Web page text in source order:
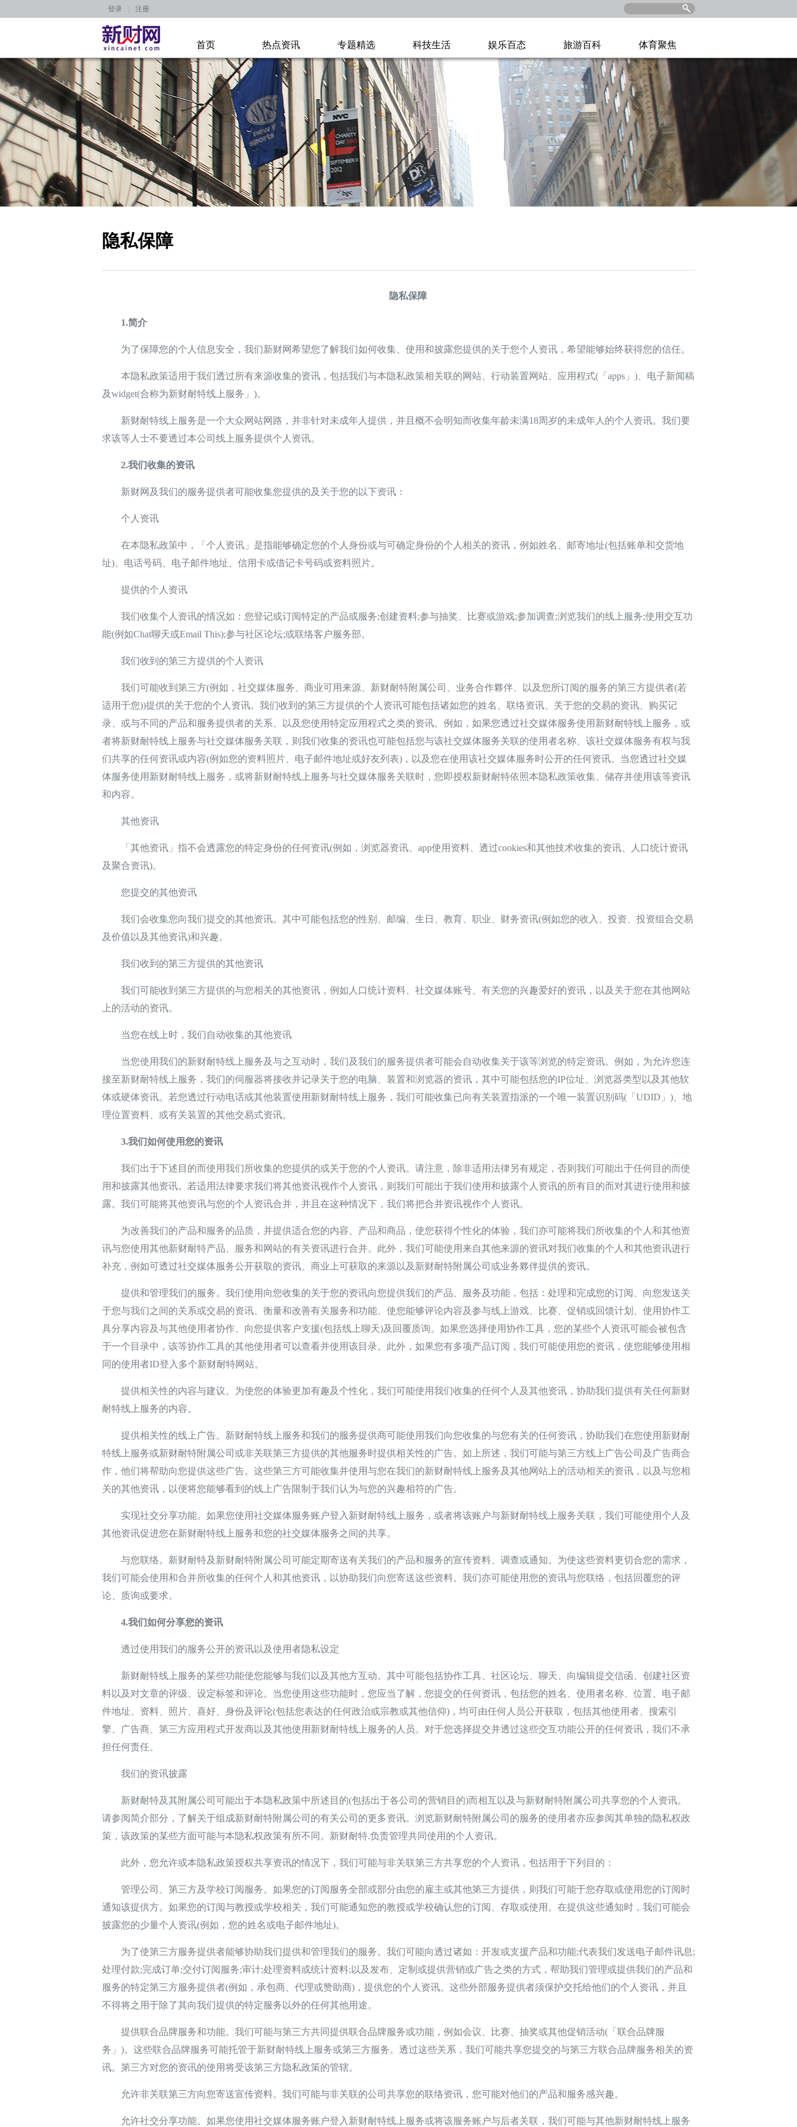
登录 注册
首页 热点资讯 专题精选 科技生活 娱乐百态 旅游百科 体育聚焦
隐私保障
隐私保障
1.简介
为了保障您的个人信息安全，我们新财网希望您了解我们如何收集、使用和披露您提供的关于您个人资讯，希望能够始终获得您的信任。
本隐私政策适用于我们透过所有来源收集的资讯，包括我们与本隐私政策相关联的网站、行动装置网站、应用程式(「apps」)、电子新闻稿
及widget(合称为新财耐特线上服务」)。
新财耐特线上服务是一个大众网站网路，并非针对未成年人提供，并且概不会明知而收集年龄未满18周岁的未成年人的个人资讯。我们要
求该等人士不要透过本公司线上服务提供个人资讯。
2.我们收集的资讯
新财网及我们的服务提供者可能收集您提供的及关于您的以下资讯：
个人资讯
在本隐私政策中，「个人资讯」是指能够确定您的个人身份或与可确定身份的个人相关的资讯，例如姓名、邮寄地址(包括账单和交货地
址)、电话号码、电子邮件地址、信用卡或借记卡号码或资料照片。
提供的个人资讯
我们收集个人资讯的情况如：您登记或订阅特定的产品或服务;创建资料;参与抽奖、比赛或游戏;参加调查;浏览我们的线上服务;使用交互功
能(例如Chat聊天或Email This);参与社区论坛;或联络客户服务部。
我们收到的第三方提供的个人资讯
我们可能收到第三方(例如，社交媒体服务、商业可用来源、新财耐特附属公司、业务合作夥伴、以及您所订阅的服务的第三方提供者(若
适用于您))提供的关于您的个人资讯。我们收到的第三方提供的个人资讯可能包括诸如您的姓名、联络资讯、关于您的交易的资讯、购买记
录、或与不同的产品和服务提供者的关系、以及您使用特定应用程式之类的资讯。例如，如果您透过社交媒体服务使用新财耐特线上服务，或
者将新财耐特线上服务与社交媒体服务关联，则我们收集的资讯也可能包括您与该社交媒体服务关联的使用者名称、该社交媒体服务有权与我
们共享的任何资讯或内容(例如您的资料照片、电子邮件地址或好友列表)，以及您在使用该社交媒体服务时公开的任何资讯。当您透过社交媒
体服务使用新财耐特线上服务，或将新财耐特线上服务与社交媒体服务关联时，您即授权新财耐特依照本隐私政策收集、储存并使用该等资讯
和内容。
其他资讯
「其他资讯」指不会透露您的特定身份的任何资讯(例如，浏览器资讯、app使用资料、透过cookies和其他技术收集的资讯、人口统计资讯
及聚合资讯)。
您提交的其他资讯
我们会收集您向我们提交的其他资讯。其中可能包括您的性别、邮编、生日、教育、职业、财务资讯(例如您的收入、投资、投资组合交易
及价值以及其他资讯)和兴趣。
我们收到的第三方提供的其他资讯
我们可能收到第三方提供的与您相关的其他资讯，例如人口统计资料、社交媒体账号、有关您的兴趣爱好的资讯，以及关于您在其他网站
上的活动的资讯。
当您在线上时，我们自动收集的其他资讯
当您使用我们的新财耐特线上服务及与之互动时，我们及我们的服务提供者可能会自动收集关于该等浏览的特定资讯。例如，为允许您连
接至新财耐特线上服务，我们的伺服器将接收并记录关于您的电脑、装置和浏览器的资讯，其中可能包括您的IP位址、浏览器类型以及其他软
体或硬体资讯。若您透过行动电话或其他装置使用新财耐特线上服务，我们可能收集已向有关装置指派的一个唯一装置识别码(「UDID」)、地
理位置资料、或有关装置的其他交易式资讯。
3.我们如何使用您的资讯
我们出于下述目的而使用我们所收集的您提供的或关于您的个人资讯。请注意，除非适用法律另有规定，否则我们可能出于任何目的而使
用和披露其他资讯。若适用法律要求我们将其他资讯视作个人资讯，则我们可能出于我们使用和披露个人资讯的所有目的而对其进行使用和披
露。我们可能将其他资讯与您的个人资讯合并，并且在这种情况下，我们将把合并资讯视作个人资讯。
为改善我们的产品和服务的品质，并提供适合您的内容、产品和商品，使您获得个性化的体验，我们亦可能将我们所收集的个人和其他资
讯与您使用其他新财耐特产品、服务和网站的有关资讯进行合并。此外，我们可能使用来自其他来源的资讯对我们收集的个人和其他资讯进行
补充，例如可透过社交媒体服务公开获取的资讯、商业上可获取的来源以及新财耐特附属公司或业务夥伴提供的资讯。
提供和管理我们的服务。我们使用向您收集的关于您的资讯向您提供我们的产品、服务及功能，包括：处理和完成您的订阅、向您发送关
于您与我们之间的关系或交易的资讯、衡量和改善有关服务和功能、使您能够评论内容及参与线上游戏、比赛、促销或回馈计划、使用协作工
具分享内容及与其他使用者协作、向您提供客户支援(包括线上聊天)及回覆质询。如果您选择使用协作工具，您的某些个人资讯可能会被包含
于一个目录中，该等协作工具的其他使用者可以查看并使用该目录。此外，如果您有多项产品订阅，我们可能使用您的资讯，使您能够使用相
同的使用者ID登入多个新财耐特网站。
提供相关性的内容与建议。为使您的体验更加有趣及个性化，我们可能使用我们收集的任何个人及其他资讯，协助我们提供有关任何新财
耐特线上服务的内容。
提供相关性的线上广告。新财耐特线上服务和我们的服务提供商可能使用我们向您收集的与您有关的任何资讯，协助我们在您使用新财耐
特线上服务或新财耐特附属公司或非关联第三方提供的其他服务时提供相关性的广告。如上所述，我们可能与第三方线上广告公司及广告商合
作，他们将帮助向您提供这些广告。这些第三方可能收集并使用与您在我们的新财耐特线上服务及其他网站上的活动相关的资讯，以及与您相
关的其他资讯，以便将您能够看到的线上广告限制于我们认为与您的兴趣相符的广告。
实现社交分享功能。如果您使用社交媒体服务账户登入新财耐特线上服务，或者将该账户与新财耐特线上服务关联，我们可能使用个人及
其他资讯促进您在新财耐特线上服务和您的社交媒体服务之间的共享。
与您联络。新财耐特及新财耐特附属公司可能定期寄送有关我们的产品和服务的宣传资料、调查或通知。为使这些资料更切合您的需求，
我们可能会使用和合并所收集的任何个人和其他资讯，以协助我们向您寄送这些资料。我们亦可能使用您的资讯与您联络，包括回覆您的评
论、质询或要求。
4.我们如何分享您的资讯
透过使用我们的服务公开的资讯以及使用者隐私设定
新财耐特线上服务的某些功能使您能够与我们以及其他方互动。其中可能包括协作工具、社区论坛、聊天、向编辑提交信函、创建社区资
料以及对文章的评级、设定标签和评论。当您使用这些功能时，您应当了解，您提交的任何资讯，包括您的姓名、使用者名称、位置、电子邮
件地址、资料、照片、喜好、身份及评论(包括您表达的任何政治或宗教或其他信仰)，均可由任何人员公开获取，包括其他使用者、搜索引
擎、广告商、第三方应用程式开发商以及其他使用新财耐特线上服务的人员。对于您选择提交并透过这些交互功能公开的任何资讯，我们不承
担任何责任。
我们的资讯披露
新财耐特及其附属公司可能出于本隐私政策中所述目的(包括出于各公司的营销目的)而相互以及与新财耐特附属公司共享您的个人资讯。
请参阅简介部分，了解关于组成新财耐特附属公司的有关公司的更多资讯。浏览新财耐特附属公司的服务的使用者亦应参阅其单独的隐私权政
策，该政策的某些方面可能与本隐私权政策有所不同。新财耐特.负责管理共同使用的个人资讯。
此外，您允许或本隐私政策授权共享资讯的情况下，我们可能与非关联第三方共享您的个人资讯，包括用于下列目的：
管理公司、第三方及学校订阅服务。如果您的订阅服务全部或部分由您的雇主或其他第三方提供，则我们可能于您存取或使用您的订阅时
通知该提供方。如果您的订阅与教授或学校相关，我们可能通知您的教授或学校确认您的订阅、存取或使用。在提供这些通知时，我们可能会
披露您的少量个人资讯(例如，您的姓名或电子邮件地址)。
为了使第三方服务提供者能够协助我们提供和管理我们的服务。我们可能向透过诸如：开发或支援产品和功能;代表我们发送电子邮件讯息;
处理付款;完成订单;交付订阅服务;审计;处理资料或统计资料;以及发布、定制或提供营销或广告之类的方式，帮助我们管理或提供我们的产品和
服务的特定第三方服务提供者(例如，承包商、代理或赞助商)，提供您的个人资讯。这些外部服务提供者须保护交托给他们的个人资讯，并且
不得将之用于除了其向我们提供的特定服务以外的任何其他用途。
提供联合品牌服务和功能。我们可能与第三方共同提供联合品牌服务或功能，例如会议、比赛、抽奖或其他促销活动(「联合品牌服
务」)。这些联合品牌服务可能托管于新财耐特线上服务或第三方服务。透过这些关系，我们可能共享您提交的与第三方联合品牌服务相关的资
讯。第三方对您的资讯的使用将受该第三方隐私政策的管辖。
允许非关联第三方向您寄送宣传资料。我们可能与非关联的公司共享您的联络资讯，您可能对他们的产品和服务感兴趣。
允许社交分享功能。如果您使用社交媒体服务账户登入新财耐特线上服务或将该服务账户与后者关联，我们可能与其他新财耐特线上服务